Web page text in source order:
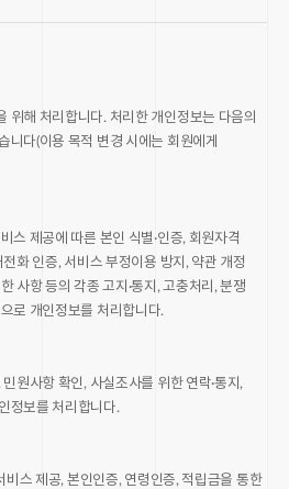
위해 처리합니다. 처리한 개인정보는 다음의
니다(이용 목적 변경 시에는 회원에게
스 제공에 따른 본인 식별·인증, 회원자격
화 인증, 서비스 부정이용 방지, 약관 개정
사항 등의 각종 고지·통지, 고충처리, 분쟁
로 개인정보를 처리합니다.
원사항 확인, 사실조사를 위한 연락·통지,
정보를 처리합니다.
비스 제공, 본인인증, 연령인증, 적립금을 통한